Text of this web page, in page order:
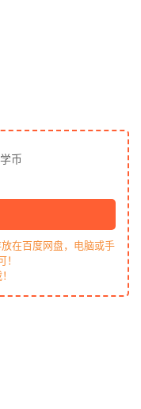
学币
在百度网盘，电脑或手